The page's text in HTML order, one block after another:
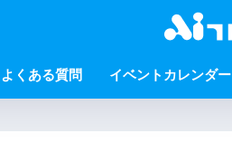
よくある質問 イベントカレンダー